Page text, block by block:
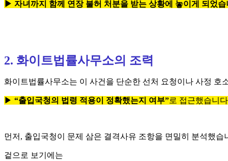
▶ 자녀까지 함께 연장 불허 처분을 받는 상황에 놓이게 되었습
2. 화이트법률사무소의 조력
화이트법률사무소는 이 사건을 단순한 선처 요청이나 사정 호
▶ “출입국청의 법령 적용이 정확했는지 여부”로 접근했습니
먼저, 출입국청이 문제 삼은 결격사유 조항을 면밀히 분석했습
겉으로 보기에는